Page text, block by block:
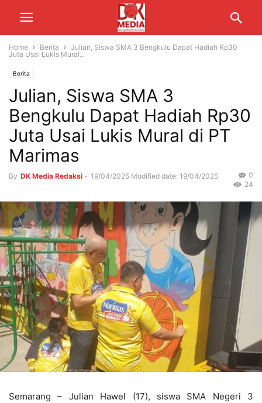
Home Berita
Julian, Siswa SMA 3 Bengkulu Dapat Hadiah Rp30
Juta Usai Lukis Mural...
Berita
Julian, Siswa SMA 3
Bengkulu Dapat Hadiah Rp30
Juta Usai Lukis Mural di PT
Marimas
By DK Media Redaksi - 19/04/2025 Modified date: 19/04/2025
0
24
Semarang – Julian Hawel (17), siswa SMA Negeri 3